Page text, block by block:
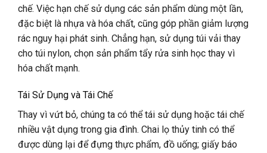
chế. Việc hạn chế sử dụng các sản phẩm dùng một lần,
đặc biệt là nhựa và hóa chất, cũng góp phần giảm lượng
rác nguy hại phát sinh. Chẳng hạn, sử dụng túi vải thay
cho túi nylon, chọn sản phẩm tẩy rửa sinh học thay vì
hóa chất mạnh.
Tái Sử Dụng và Tái Chế
Thay vì vứt bỏ, chúng ta có thể tái sử dụng hoặc tái chế
nhiều vật dụng trong gia đình. Chai lọ thủy tinh có thể
được dùng lại để đựng thực phẩm, đồ uống; giấy báo